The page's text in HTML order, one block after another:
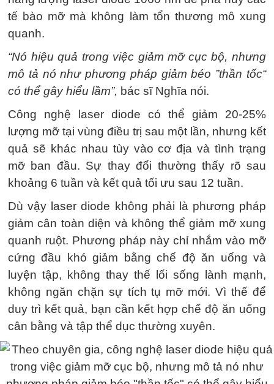
tế bào mỡ mà không làm tổn thương mô xung
quanh.
“Nó hiệu quả trong việc giảm mỡ cục bộ, nhưng
mô tả nó như phương pháp giảm béo ”thần tốc“
có thể gây hiểu lầm”, bác sĩ Nghĩa nói.
Công nghệ laser diode có thể giảm 20-25%
lượng mỡ tại vùng điều trị sau một lần, nhưng kết
quả sẽ khác nhau tùy vào cơ địa và tình trạng
mỡ ban đầu. Sự thay đổi thường thấy rõ sau
khoảng 6 tuần và kết quả tối ưu sau 12 tuần.
Dù vậy laser diode không phải là phương pháp
giảm cân toàn diện và không thể giảm mỡ xung
quanh ruột. Phương pháp này chỉ nhắm vào mỡ
cứng đầu khó giảm bằng chế độ ăn uống và
luyện tập, không thay thế lối sống lành mạnh,
không ngăn chặn sự tích tụ mỡ mới. Vì thế để
duy trì kết quả, bạn cần kết hợp chế độ ăn uống
cân bằng và tập thể dục thường xuyên.